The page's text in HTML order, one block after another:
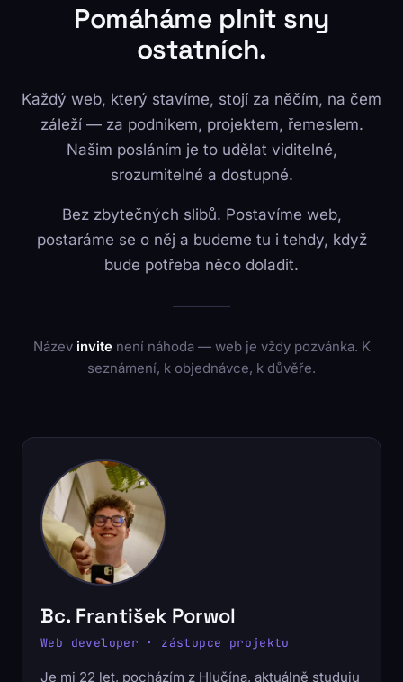
Pomáháme plnit sny
ostatních.
Každý web, který stavíme, stojí za něčím, na čem
záleží — za podnikem, projektem, řemeslem.
Našim posláním je to udělat viditelné,
srozumitelné a dostupné.
Bez zbytečných slibů. Postavíme web,
postaráme se o něj a budeme tu i tehdy, když
bude potřeba něco doladit.
Název invitenení náhoda — web je vždy pozvánka. K
seznámení, k objednávce, k důvěře.
Bc. František Porwol
Web developer · zástupce projektu
Je mi 22 let, pocházím z Hlučína, aktuálně studuju